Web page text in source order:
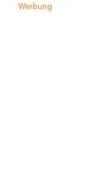
Werbung